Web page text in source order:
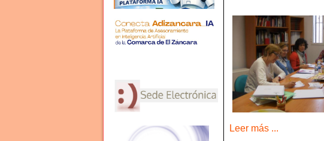
Leer más ...